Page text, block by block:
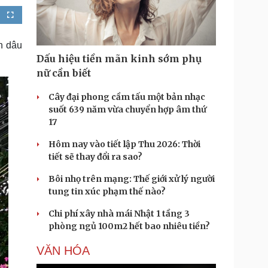
nghiệp 24h
Doanh nhân
Vì cộng đồng
Tin Công nghệ
Trải nghiệm
Chuyển đổi số
vấn
Tour
in
Podcast
Đọc truyện đêm khuya
Cửa sổ tình yêu
F
u
s
c
dâu
Dấu hiệu tiền mãn kinh sớm phụ
nữ cần biết
Cây đại phong cầm tấu một bản nhạc
suốt 639 năm vừa chuyển hợp âm thứ
17
Hôm nay vào tiết lập Thu 2026: Thời
tiết sẽ thay đổi ra sao?
Bôi nhọ trên mạng: Thế giới xử lý người
tung tin xúc phạm thế nào?
Chi phí xây nhà mái Nhật 1 tầng 3
phòng ngủ 100m2 hết bao nhiêu tiền?
VĂN HÓA